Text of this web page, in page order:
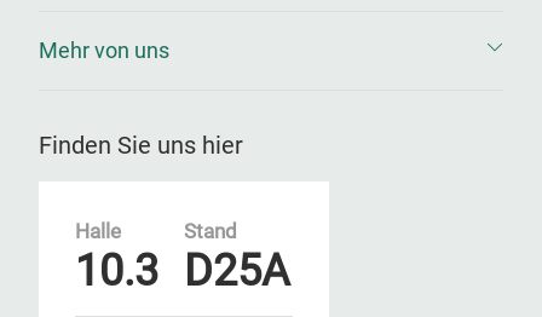
Mehr von uns
Finden Sie uns hier
Halle
10.3
Stand
D25A